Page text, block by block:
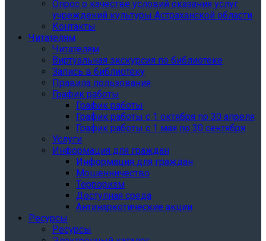
Опрос о качестве условий оказания услуг
учреждений культуры Астраханской области
Контакты
Читателям
Читателям
Виртуальная экскурсия по библиотеке
Запись в библиотеку
Правила пользования
График работы
График работы
График работы с 1 октября по 30 апреля
График работы с 1 мая по 30 сентября
Услуги
Информация для граждан
Информация для граждан
Мошенничество
Терроризм
Доступная среда
Антинаркотические акции
Ресурсы
Ресурсы